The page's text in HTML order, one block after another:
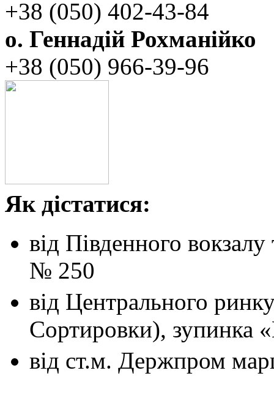
+38 (050)‭ 402-43-84
о. Геннадій Рохманійко
+38 (050)‭ ‬966-39-96
Як дістатися:
від Південного вокзалу
№ 250
від Центрального
Сортировки), зупинка
від ст.м. Держпром